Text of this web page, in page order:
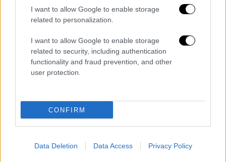
I want to allow Google to enable storage
related to personalization.
I want to allow Google to enable storage
related to security, including authentication
functionality and fraud prevention, and other
user protection.
CONFIRM
Data Deletion Data Access Privacy Policy